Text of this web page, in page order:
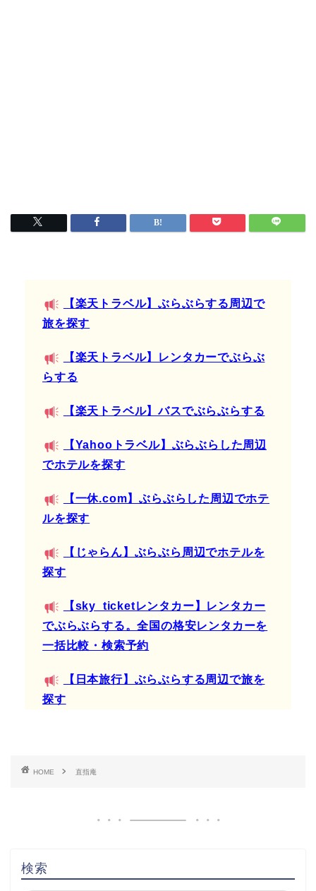
【楽天トラベル】ぶらぶらする周辺で
旅を探す
【楽天トラベル】レンタカーでぶらぶ
らする
【楽天トラベル】バスでぶらぶらする
【Yahooトラベル】ぶらぶらした周辺
でホテルを探す
【一休.com】ぶらぶらした周辺でホテ
ルを探す
【じゃらん】ぶらぶら周辺でホテルを
探す
【sky_ticketレンタカー】レンタカー
でぶらぶらする。全国の格安レンタカーを
一括比較・検索予約
【日本旅行】ぶらぶらする周辺で旅を
探す
HOME 直指庵
検索